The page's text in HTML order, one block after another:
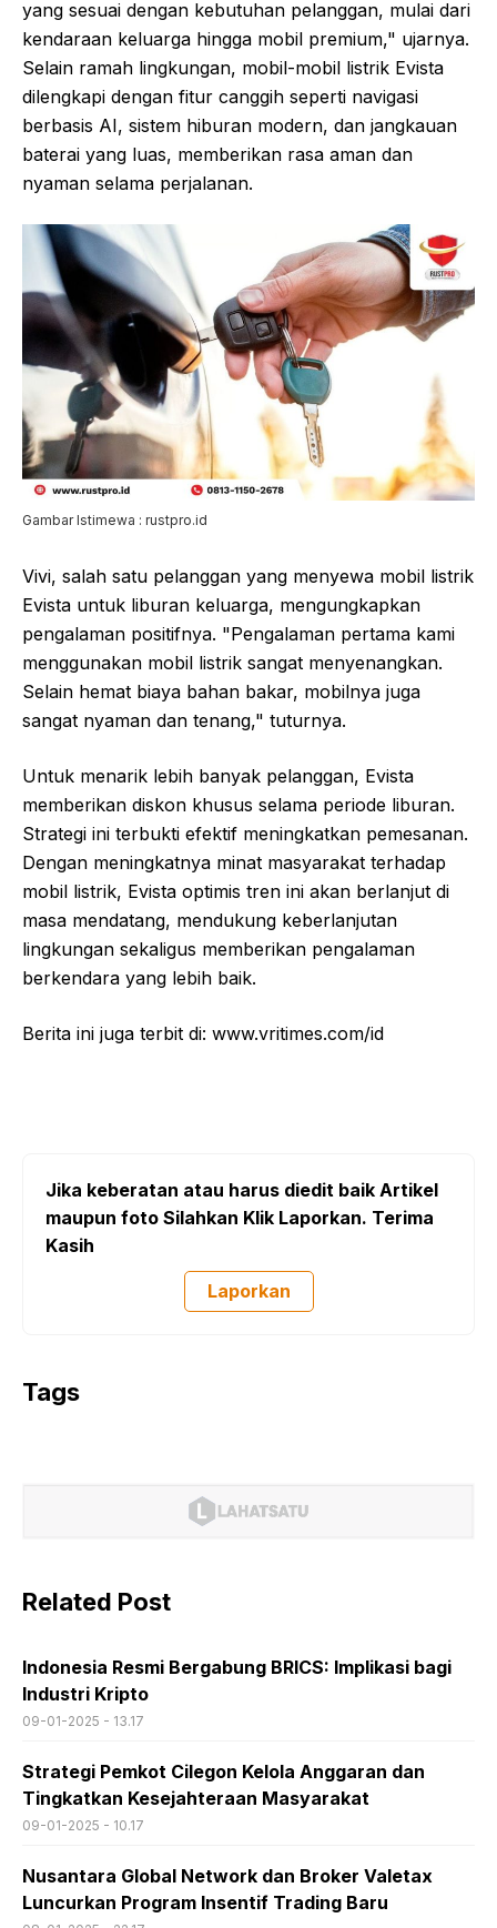
yang sesuai dengan kebutuhan pelanggan, mulai dari
kendaraan keluarga hingga mobil premium," ujarnya.
Selain ramah lingkungan, mobil-mobil listrik Evista
dilengkapi dengan fitur canggih seperti navigasi
berbasis AI, sistem hiburan modern, dan jangkauan
baterai yang luas, memberikan rasa aman dan
nyaman selama perjalanan.
Gambar Istimewa : rustpro.id
Vivi, salah satu pelanggan yang menyewa mobil listrik
Evista untuk liburan keluarga, mengungkapkan
pengalaman positifnya. "Pengalaman pertama kami
menggunakan mobil listrik sangat menyenangkan.
Selain hemat biaya bahan bakar, mobilnya juga
sangat nyaman dan tenang," tuturnya.
Untuk menarik lebih banyak pelanggan, Evista
memberikan diskon khusus selama periode liburan.
Strategi ini terbukti efektif meningkatkan pemesanan.
Dengan meningkatnya minat masyarakat terhadap
mobil listrik, Evista optimis tren ini akan berlanjut di
masa mendatang, mendukung keberlanjutan
lingkungan sekaligus memberikan pengalaman
berkendara yang lebih baik.
Berita ini juga terbit di: www.vritimes.com/id
Jika keberatan atau harus diedit baik Artikel
maupun foto Silahkan Klik Laporkan. Terima
Kasih
Laporkan
Tags
Related Post
Indonesia Resmi Bergabung BRICS: Implikasi bagi
Industri Kripto
09-01-2025 - 13.17
Strategi Pemkot Cilegon Kelola Anggaran dan
Tingkatkan Kesejahteraan Masyarakat
09-01-2025 - 10.17
Nusantara Global Network dan Broker Valetax
Luncurkan Program Insentif Trading Baru